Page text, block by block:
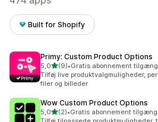
Built for Shopify
Primy: Custom Product Options
5,0ud af 5 stjerner
(9)
9 anmeldelser i alt
•Gratis abonnement
Tilføj live produktvalgmuligheder,
filer og billeder
Wow Custom Product Options
5,0ud af 5 stjerner
(2)
2 anmeldelser i alt
•Gratis abonnement